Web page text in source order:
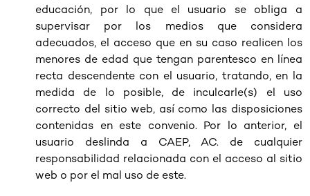
educación, por lo que el usuario se obliga a
supervisar por los medios que considera
adecuados, el acceso que en su caso realicen los
menores de edad que tengan parentesco en línea
recta descendente con el usuario, tratando, en la
medida de lo posible, de inculcarle(s) el uso
correcto del sitio web, así como las disposiciones
contenidas en este convenio. Por lo anterior, el
usuario deslinda a CAEP, AC. de cualquier
responsabilidad relacionada con el acceso al sitio
web o por el mal uso de este.